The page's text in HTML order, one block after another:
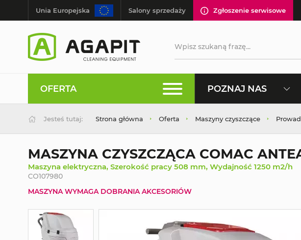
Unia Europejska Salony sprzedaży Zgłoszenie serwisowe
OFERTA POZNAJ NAS
Jesteś tutaj: Strona główna Oferta Maszyny czyszczące
MASZYNA CZYSZCZĄCA COMAC
Maszyna elektryczna, Szerokość pracy 508 mm, Wydajność 1250 m2/h
CO107980
MASZYNA WYMAGA DOBRANIA AKCESORIÓW